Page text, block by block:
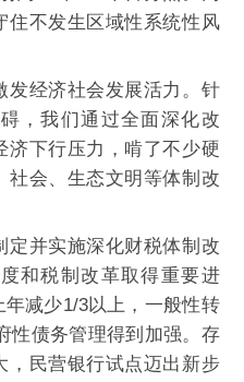
住不发生区域性系统性风
经济社会发展活力。针
，我们通过全面深化改
济下行压力，啃了不少硬
社会、生态文明等体制改
并实施深化财税体制改
和税制改革取得重要进
减少1/3以上，一般性转
性债务管理得到加强。存
，民营银行试点迈出新步